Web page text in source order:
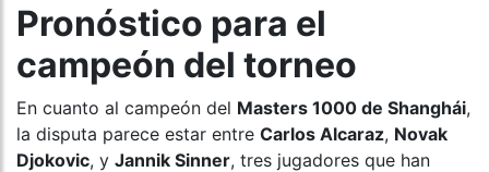
Pronóstico para el
campeón del torneo
En cuanto al campeón del Masters 1000 de Shanghái,
la disputa parece estar entre Carlos Alcaraz, Novak
Djokovic, y Jannik Sinner, tres jugadores que han